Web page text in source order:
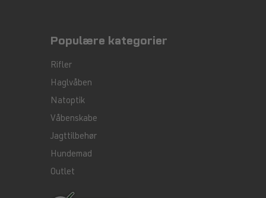
Populære kategorier
Rifler
Haglvåben
Natoptik
Våbenskabe
Jagttilbehør
Hundemad
Outlet